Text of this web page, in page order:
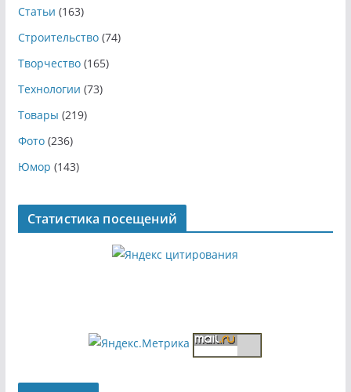
Статьи (163)
Строительство(74)
Творчество(165)
Технологии (73)
Товары (219)
Фото(236)
Юмор (143)
Статистика посещений